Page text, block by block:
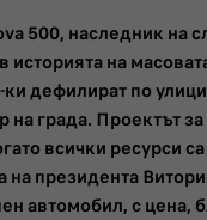
500, наследник на
на
дефилират по
града. Проектът
всички ресурси
на президента
автомобил, с цена,